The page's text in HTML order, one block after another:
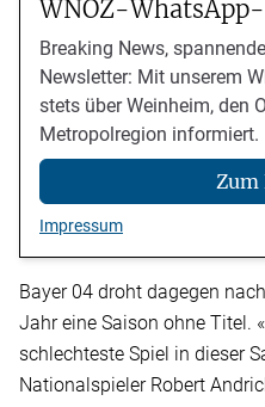
WNOZ-
Breaking News,
Newsletter: Mit unserem
stets über Weinheim, den
Metropolregion informiert.
Zum
Impressum
Bayer 04 droht dagegen
Jahr eine Saison ohne Titel.
schlechteste Spiel in dieser
Nationalspieler Robert